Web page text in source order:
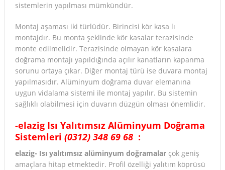
sistemlerin yapılması mümkündür.
Montaj aşaması iki türlüdür. Birincisi kör kasa lı
montajdır. Bu monta şeklinde kör kasalar terazisinde
monte edilmelidir. Terazisinde olmayan kör kasalara
doğrama montajı yapıldığında açılır kanatların kapanma
sorunu ortaya çıkar. Diğer montaj türü ise duvara montaj
yapılmasıdır. Alüminyum doğrama duvar elemanına
uygun vidalama sistemi ile montaj yapılır. Bu sistemin
sağlıklı olabilmesi için duvarın düzgün olması önemlidir.
-elazig Isı Yalıtımsız Alüminyum Doğrama
Sistemleri (0312) 348 69 68 :
elazig- Isı yalıtımsız alüminyum doğramalarçok geniş
amaçlara hitap etmektedir. Profil özelliği yalıtım köprüsü